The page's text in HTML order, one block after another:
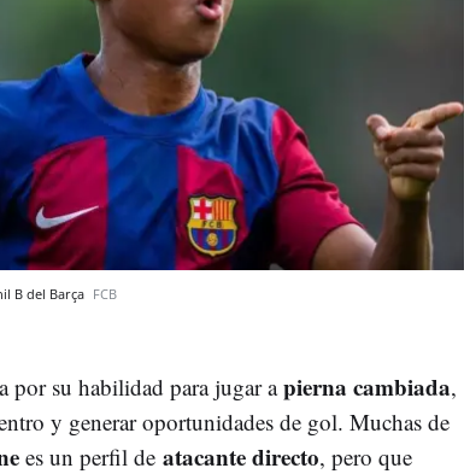
B del Barça FCB
por su habilidad para jugar apierna cambiada,
y generar oportunidades de gol. Muchas de
es un perfil de atacante directo, pero que